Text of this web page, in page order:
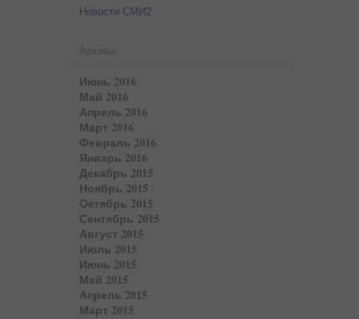
Новости СМИ2
Архивы
Июнь 2016
Май 2016
Апрель 2016
Март 2016
Февраль 2016
Январь 2016
Декабрь 2015
Ноябрь 2015
Октябрь 2015
Сентябрь 2015
Август 2015
Июль 2015
Июнь 2015
Май 2015
Апрель 2015
Март 2015